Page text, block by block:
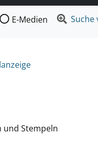
Sie suchen wollen.
E-Medien Suche
Stempeln